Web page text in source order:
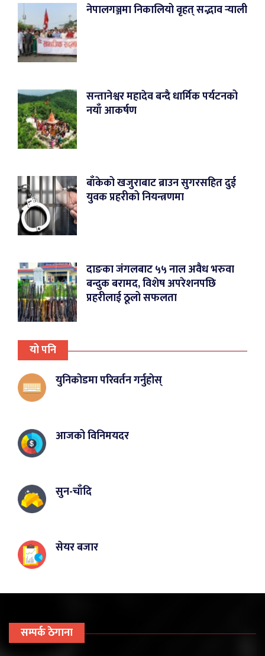
नेपालगञ्जमा निकालियो वृहत् सद्भाव र्‍याली
सन्तानेश्वर महादेव बन्दै धार्मिक पर्यटनको
नयाँ आकर्षण
बाँकेको खजुराबाट ब्राउन सुगरसहित दुई
युवक प्रहरीको नियन्त्रणमा
दाङका जंगलबाट ५५ नाल अवैध भरुवा
बन्दुक बरामद, विशेष अपरेशनपछि
प्रहरीलाई ठूलो सफलता
यो पनि
युनिकोडमा परिवर्तन गर्नुहोस्
आजको विनिमयदर
सुन-चाँदि
सेयर बजार
सम्पर्क ठेगाना